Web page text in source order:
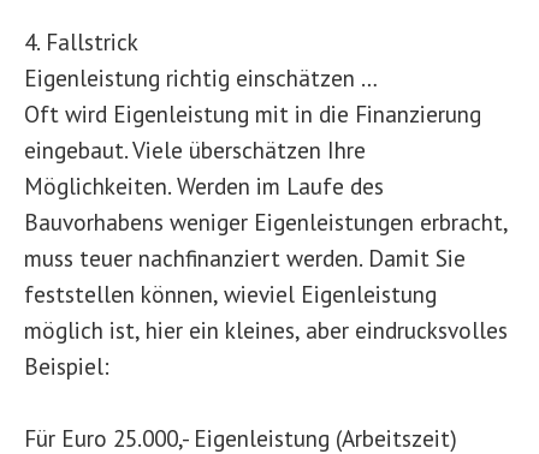
4. Fallstrick
Eigenleistung richtig einschätzen …
Oft wird Eigenleistung mit in die Finanzierung
eingebaut. Viele überschätzen Ihre
Möglichkeiten. Werden im Laufe des
Bauvorhabens weniger Eigenleistungen erbracht,
muss teuer nachfinanziert werden. Damit Sie
feststellen können, wieviel Eigenleistung
möglich ist, hier ein kleines, aber eindrucksvolles
Beispiel:
Für Euro 25.000,- Eigenleistung (Arbeitszeit)